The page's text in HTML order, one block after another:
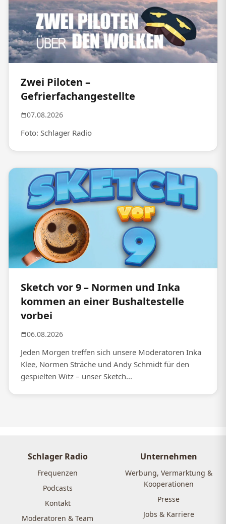
Zwei Piloten –
Gefrierfachangestellte
07.08.2026
Foto: Schlager Radio
Sketch vor 9 – Normen und Inka
kommen an einer Bushaltestelle
vorbei
06.08.2026
Jeden Morgen treffen sich unsere Moderatoren Inka
Klee, Normen Sträche und Andy Schmidt für den
gespielten Witz – unser Sketch...
Schlager Radio
Frequenzen
Podcasts
Kontakt
Moderatoren & Team
Unternehmen
Werbung, Vermarktung &
Kooperationen
Presse
Jobs & Karriere